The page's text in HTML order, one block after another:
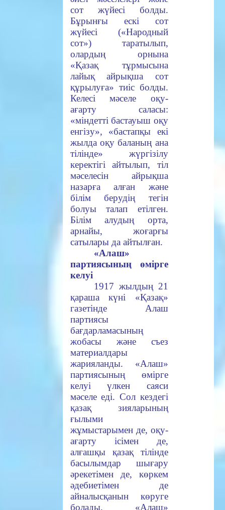
сот жүйесі болды.
Бұрынғы ескі сот
жүйесі («Народный
сот») таратылып,
олардың орнына
«Қазақ тұрмысына
лайық айрықша сот
құрылуға» тиіс болды.
Келесі мәселе оқу-
ағарту саласы:
«міндетті бастауыш оқу
енгізу», «бастапқы екі
жылда оқу баланың ана
тілінде» жүргізілу
керектігі айтылып, тіл
мәселесін айрықша
назарға алған және
білім берудің тегін
болуы талап етілген.
Білім алудың орта,
арнайы, жоғарғы
сатылары да айтылған.
«Алаш»
партиясының өмірге
келуі
1917 жылдың 21
қараша күні «Қазақ»
газетінде Алаш
партиясы
бағдарламасының
жобасы және съез
материалдары
жарияланды. «Алаш»
партиясының өмірге
келуі үлкен саяси
мәселе еді. Сол кездегі
қазақ зияларының
ғылыми
жұмыстарымен де, оқу-
ағарту ісімен де,
алғашқы қазақ тілінде
басылымдар шығару
әрекетімен де, көркем
әдебиетімен де
айналысқанын көруге
болады. «Алаш»